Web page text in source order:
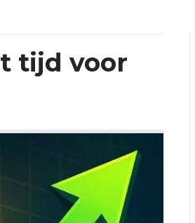
tijd voor